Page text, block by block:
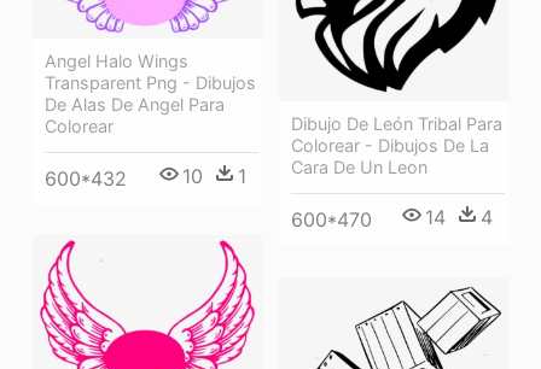
Dibujo De León Tribal Para
Colorear - Dibujos De La
Cara De Un Leon
600*470 14 4
Angel Halo Wings
Transparent Png - Dibujos
De Alas De Angel Para
Colorear
600*432 10 1